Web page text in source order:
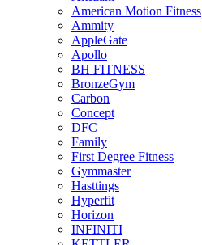
American Motion Fitness
Ammity
AppleGate
Apollo
BH FITNESS
BronzeGym
Carbon
Concept
DFC
Family
First Degree Fitness
Gymmaster
Hasttings
Hyperfit
Horizon
INFINITI